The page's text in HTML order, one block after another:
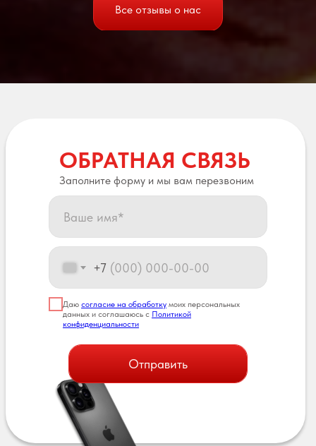
Все отзывы о нас
ОБРАТНАЯ СВЯЗЬ
Заполните форму и мы вам перезвоним
+7
Даю согласие на обработку моих персональных
данных и соглашаюсь с Политикой
конфиденциальности
Отправить